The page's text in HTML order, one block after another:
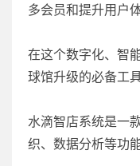
多会员和提升用户
在这个数字化、智
球馆升级的必备工具
水滴智店系统是一
织、数据分析等功